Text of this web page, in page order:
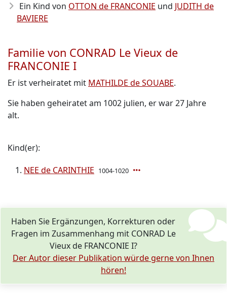
Ein Kind von OTTON de FRANCONIE und JUDITH de
BAVIERE
Familie von CONRAD Le Vieux de
FRANCONIE I
Er ist verheiratet mit MATHILDE de SOUABE.
Sie haben geheiratet am 1002 julien, er war 27 Jahre
alt.
Kind(er):
NEE de CARINTHIE 1004-1020
Haben Sie Ergänzungen, Korrekturen oder
Fragen im Zusammenhang mit CONRAD Le
Vieux de FRANCONIE I?
Der Autor dieser Publikation würde gerne von Ihnen
hören!